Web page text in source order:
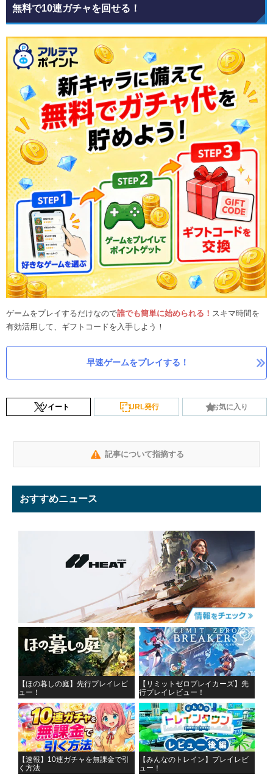
無料で10連ガチャを回せる！
ゲームをプレイするだけなので誰でも簡単に始められる！ スキマ時間を
有効活用して、ギフトコードを入手しよう！
早速ゲームをプレイする！
ツイート URL発行 お気に入り
記事について指摘する
おすすめニュース
【ほの暮しの庭】先行プレイレビ
ュー！
【リミットゼロブレイカーズ】先
行プレイレビュー！
【速報】10連ガチャを無課金で引
く方法
【みんなのトレイン】プレイレビ
ュー！